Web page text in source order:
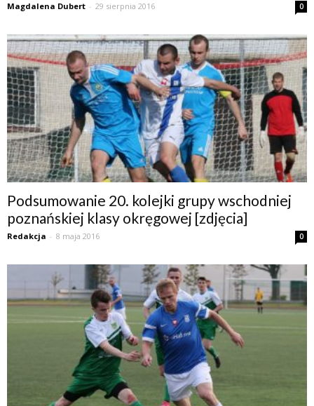
Magdalena Dubert - 29 sierpnia 2016 0
Podsumowanie 20. kolejki grupy wschodniej
poznańskiej klasy okręgowej [zdjęcia]
Redakcja - 8 maja 2016 0